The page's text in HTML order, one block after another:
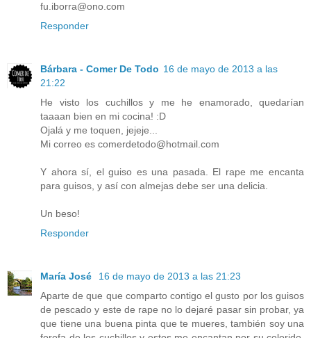
fu.iborra@ono.com
Responder
Bárbara - Comer De Todo 16 de mayo de 2013 a las
21:22
He visto los cuchillos y me he enamorado, quedarían
taaaan bien en mi cocina! :D
Ojalá y me toquen, jejeje...
Mi correo es comerdetodo@hotmail.com
Y ahora sí, el guiso es una pasada. El rape me encanta
para guisos, y así con almejas debe ser una delicia.
Un beso!
Responder
María José
16 de mayo de 2013 a las 21:23
Aparte de que que comparto contigo el gusto por los guisos
de pescado y este de rape no lo dejaré pasar sin probar, ya
que tiene una buena pinta que te mueres, también soy una